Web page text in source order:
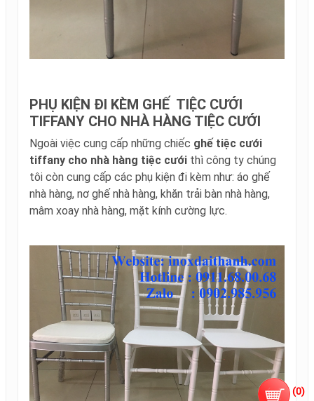
PHỤ KIỆN ĐI KÈM GHẾ TIỆC CƯỚI
TIFFANY CHO NHÀ HÀNG TIỆC CƯỚI
Ngoài việc cung cấp những chiếc ghế tiệc cưới
tiffany cho nhà hàng tiệc cưới thì công ty chúng
tôi còn cung cấp các phụ kiện đi kèm như: áo ghế
nhà hàng, nơ ghế nhà hàng, khăn trải bàn nhà hàng,
mâm xoay nhà hàng, mặt kính cường lực.
(0)